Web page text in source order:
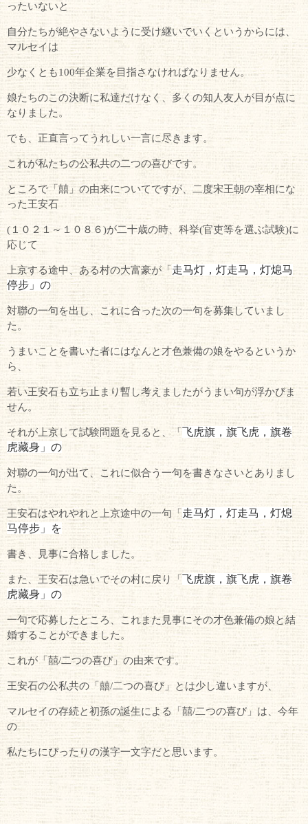
ったいないと
自分たちが絶やさないように受け継いでいくというからには、
マルセイは
少なくとも100年企業を目指さなければなりません。
娘たちのこの決断に私達だけなく、多くの知人友人が目が点に
なりました。
でも、正直言ってうれしい一言に尽きます。
これが私たちの公私共の二つの喜びです。
ところで「囍」の由来についてですが、二度宋王朝の宰相にな
った王安石
(１０２１～１０８６)が二十歳の時、科挙(官吏等を選ぶ試験)に
応じて
上京する途中、ある村の大富豪が「 走马灯，灯走马，灯熄马
停步」の
対聯の一句を出し、これに合った次の一句を募集していまし
た。
うまいことを書いた者にはなんと才色兼備の娘をやるというか
ら、
若い王安石も立ち止まり暫し考えましたがうまい句が浮かびま
せん。
それが上京して試験問題を見ると、「 飞虎旗，旗飞虎，旗卷
虎藏身」の
対聯の一句が出て、これに似合う一句を書きなさいとありまし
た。
王安石はやれやれと上京途中の一句「 走马灯，灯走马，灯熄
马停步」を
書き、見事に合格しました。
また、王安石は急いでその村に戻り「 飞虎旗，旗飞虎，旗卷
虎藏身」の
一句で応募したところ、これまた見事にその才色兼備の娘と結
婚することができました。
これが「囍/二つの喜び」の由来です。
王安石の公私共の「囍/二つの喜び」とは少し違いますが、
マルセイの存続と初孫の誕生による「囍/二つの喜び」は、今年
の
私たちにぴったりの漢字一文字だと思います。